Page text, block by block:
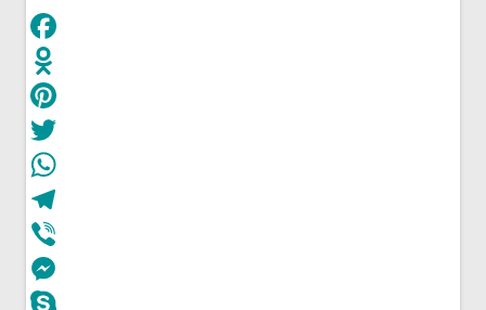
VK
Facebook
Odnoklassniki
Pinterest
Twitter
WhatsApp
Telegram
Viber
Messenger